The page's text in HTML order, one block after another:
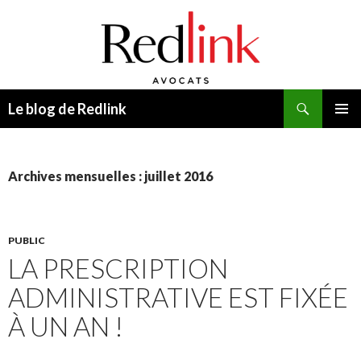
Le blog de Redlink
Archives mensuelles : juillet 2016
PUBLIC
LA PRESCRIPTION
ADMINISTRATIVE EST FIXÉE
À UN AN !